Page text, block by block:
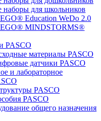
наборы для школьников
Education WeDo 2.0
MINDSTORMS®
PASCO
материалы PASCO
датчики PASCO
и лабораторное
PASCO
PASCO
общего назначения